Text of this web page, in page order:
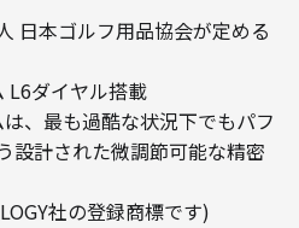
日本ゴルフ用品協会が定める
L6ダイヤル搭載
、最も過酷な状況下でもパフ
設計された微調節可能な精密
社の登録商標です)